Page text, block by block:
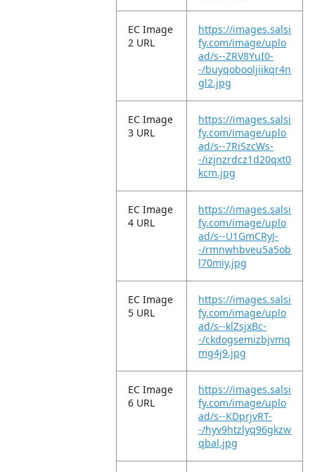
EC Image
2 URL
https://images.salsi
fy.com/image/uplo
ad/s--ZRV8YuI0-
-/buyqobooljiikqr4n
gl2.jpg
EC Image
3 URL
https://images.salsi
fy.com/image/uplo
ad/s--7RiSzcWs-
-/izjnzrdcz1d20qxt0
kcm.jpg
EC Image
4 URL
https://images.salsi
fy.com/image/uplo
ad/s--U1GmCRyJ-
-/rmnwhbveu5a5ob
l70miy.jpg
EC Image
5 URL
https://images.salsi
fy.com/image/uplo
ad/s--klZsjxBc-
-/ckdogsemizbjvmq
mg4j9.jpg
EC Image
6 URL
https://images.salsi
fy.com/image/uplo
ad/s--KDprjvRT-
-/hyv9htzlyq96gkzw
qbal.jpg